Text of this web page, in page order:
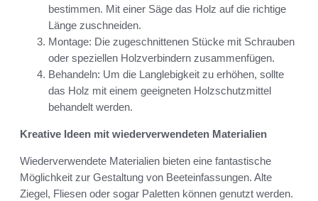
bestimmen. Mit einer Säge das Holz auf die richtige
Länge zuschneiden.
Montage: Die zugeschnittenen Stücke mit Schrauben
oder speziellen Holzverbindern zusammenfügen.
Behandeln: Um die Langlebigkeit zu erhöhen, sollte
das Holz mit einem geeigneten Holzschutzmittel
behandelt werden.
Kreative Ideen mit wiederverwendeten Materialien
Wiederverwendete Materialien bieten eine fantastische
Möglichkeit zur Gestaltung von Beeteinfassungen. Alte
Ziegel, Fliesen oder sogar Paletten können genutzt werden.